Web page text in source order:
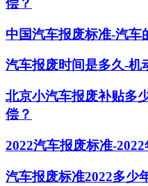
偿？
中国汽车报废标准-汽车
汽车报废时间是多久-机
北京小汽车报废补贴多
偿？
2022汽车报废标准-
汽车报废标准2022多少